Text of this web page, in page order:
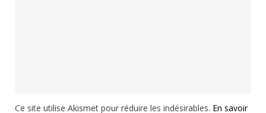
Ce site utilise Akismet pour réduire les indésirables. En savoir